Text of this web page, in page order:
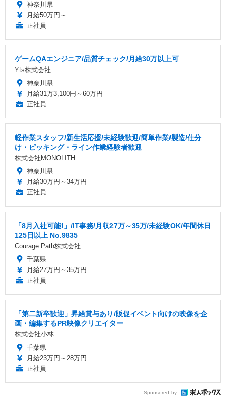
神奈川県
月給50万円～
正社員
ゲームQAエンジニア/品質チェック/月給30万以上可
Yts株式会社
神奈川県
月給31万3,100円～60万円
正社員
軽作業スタッフ/新生活応援/未経験歓迎/簡単作業/製造/仕分
け・ピッキング・ライン作業経験者歓迎
株式会社MONOLITH
神奈川県
月給30万円～34万円
正社員
「8月入社可能!」/IT事務/月収27万～35万/未経験OK/年間休日
125日以上 No.9835
Courage Path株式会社
千葉県
月給27万円～35万円
正社員
「第二新卒歓迎」昇給賞与あり/販促イベント向けの映像を企
画・編集するPR映像クリエイター
株式会社小林
千葉県
月給23万円～28万円
正社員
Sponsored by